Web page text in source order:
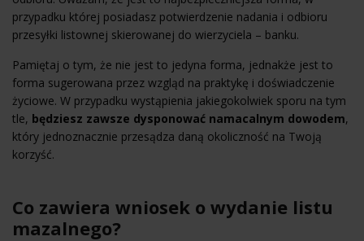
przypadku której posiadasz potwierdzenie nadania i odbioru
przesyłki listownej skierowanej do wierzyciela – banku.
Pamiętaj o tym, że nie jest to jedyna forma, jednakże jest to
forma sugerowana przez wzgląd na praktykę i doświadczenie
życiowe. W przypadku wystąpienia jakiegokolwiek sporu na tym
tle, będziesz zawsze dysponować namacalnym dowodem,
który jednoznacznie przesądza daną okoliczność na Twoją
korzyść.
Co zawiera wniosek o wydanie listu
mazalnego?